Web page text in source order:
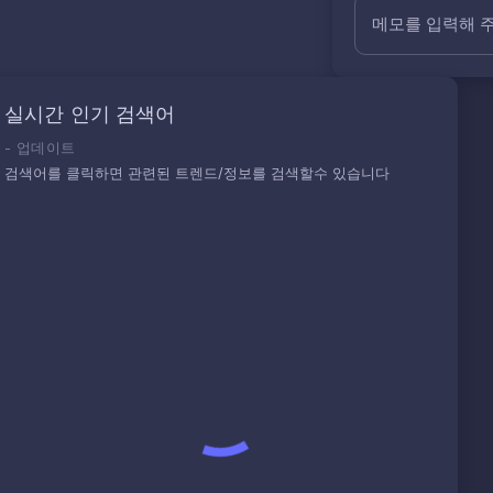
메모를 입력해
실시간 인기 검색어
- 업데이트
검색어를 클릭하면 관련된 트렌드/정보를 검색할수 있습니다